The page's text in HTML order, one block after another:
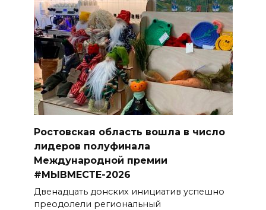
Ростовская область вошла в число
лидеров полуфинала
Международной премии
#МЫВМЕСТЕ-2026
Двенадцать донских инициатив успешно
преодолели региональный